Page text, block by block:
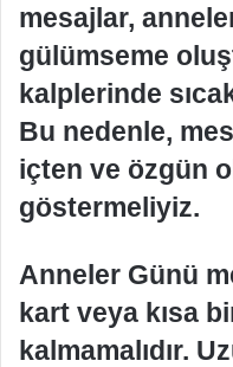
mesajlar,
gülümseme
kalplerinde
Bu nedenle,
içten ve özgün
göstermeliyiz.
Anneler Günü
kart veya kısa
kalmamalıdır.